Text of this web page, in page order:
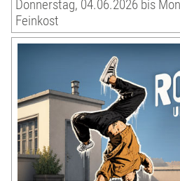
Donnerstag, 04.06.2026 bis
Feinkost